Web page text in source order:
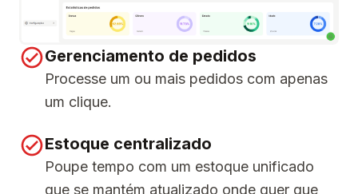
Gerenciamento de pedidos
Processe um ou mais pedidos com apenas
um clique.
Estoque centralizado
Poupe tempo com um estoque unificado
que se mantém atualizado onde quer que